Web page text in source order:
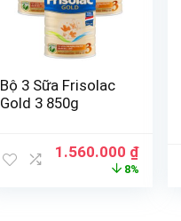
Bộ 3 Sữa Frisolac
Gold 3 850g
1.560.000 ₫
8%